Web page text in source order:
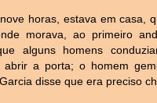
horas, estava em casa,
morava, ao primeiro
alguns homens
a porta; o homem
disse que era preciso